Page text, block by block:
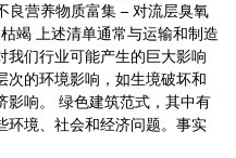
良营养物质富集 – 对流层臭氧
竭 上述清单通常与运输和制造
们行业可能产生的巨大影响
的环境影响，如生境破坏和
影响。 绿色建筑范式，其中有
环境、社会和经济问题。事实